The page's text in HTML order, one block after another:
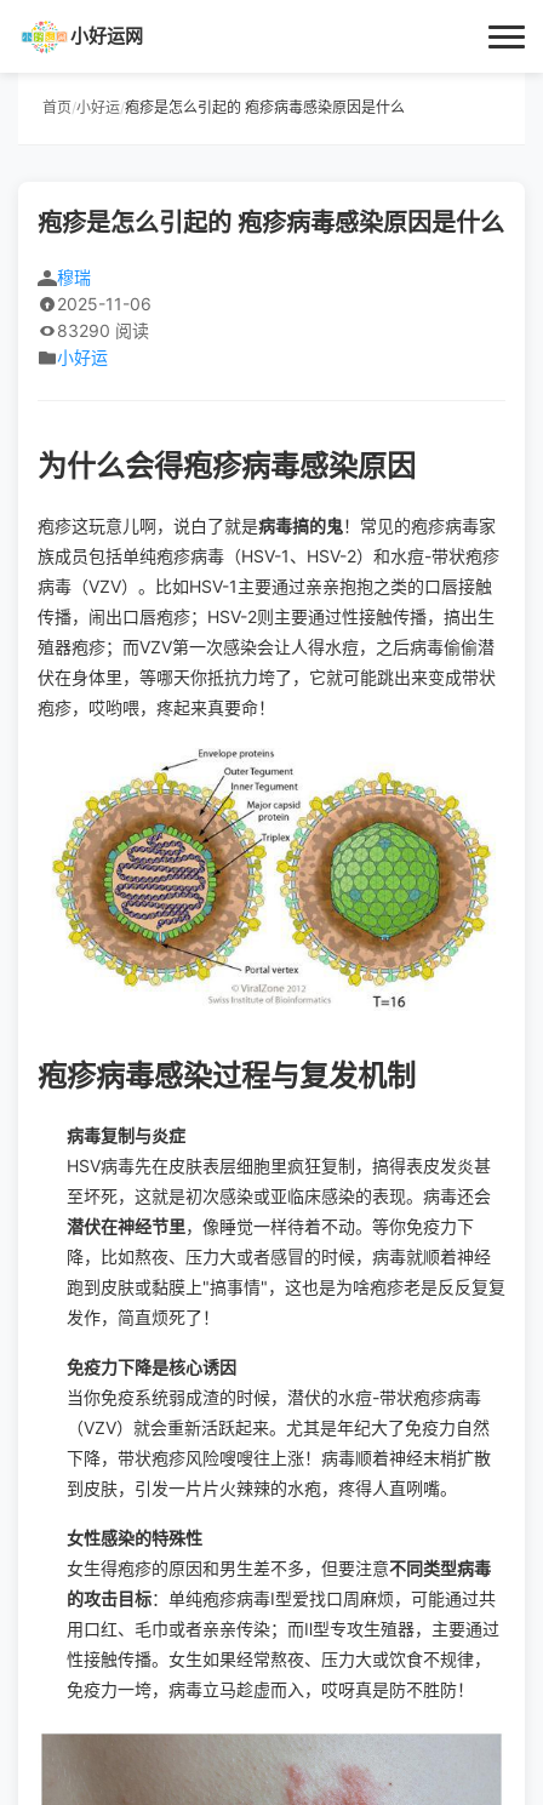
小好运网
首页
每日更新
经验指南
技巧百科
首页 /小好运/疱疹是怎么引起的 疱疹病毒感染原因是什么
疱疹是怎么引起的 疱疹病毒感染原因是什么
穆瑞
2025-11-06
83290 阅读
小好运
为什么会得疱疹病毒感染原因
疱疹这玩意儿啊，说白了就是病毒搞的鬼 ！常见的疱疹病毒家
族成员包括单纯疱疹病毒（HSV-1、HSV-2）和水痘-带状疱疹
病毒（VZV）。比如HSV-1主要通过亲亲抱抱之类的口唇接触
传播，闹出口唇疱疹；HSV-2则主要通过性接触传播，搞出生
殖器疱疹；而VZV第一次感染会让人得水痘，之后病毒偷偷潜
伏在身体里，等哪天你抵抗力垮了，它就可能跳出来变成带状
疱疹，哎哟喂，疼起来真要命！
疱疹病毒感染过程与复发机制
病毒复制与炎症
HSV病毒先在皮肤表层细胞里疯狂复制，搞得表皮发炎甚
至坏死，这就是初次感染或亚临床感染的表现。病毒还会
潜伏在神经节里 ，像睡觉一样待着不动。等你免疫力下
降，比如熬夜、压力大或者感冒的时候，病毒就顺着神经
跑到皮肤或黏膜上"搞事情"，这也是为啥疱疹老是反反复复
发作，简直烦死了！
免疫力下降是核心诱因
当你免疫系统弱成渣的时候，潜伏的水痘-带状疱疹病毒
（VZV）就会重新活跃起来。尤其是年纪大了免疫力自然
下降，带状疱疹风险嗖嗖往上涨！病毒顺着神经末梢扩散
到皮肤，引发一片片火辣辣的水疱，疼得人直咧嘴。
女性感染的特殊性
女生得疱疹的原因和男生差不多，但要注意不同类型病毒
的攻击目标：单纯疱疹病毒Ⅰ型爱找口周麻烦，可能通过共
用口红、毛巾或者亲亲传染；而Ⅱ型专攻生殖器，主要通过
性接触传播。女生如果经常熬夜、压力大或饮食不规律，
免疫力一垮，病毒立马趁虚而入，哎呀真是防不胜防！